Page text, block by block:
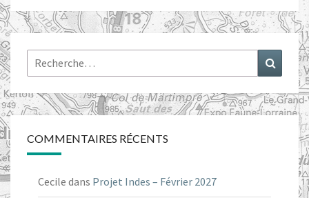
Rechercher :
COMMENTAIRES RÉCENTS
Cecile dans Projet Indes – Février 2027